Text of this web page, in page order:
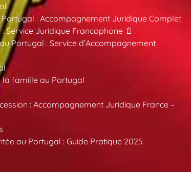
: Accompagnement Juridique Complet
Service Juridique Francophone 📄
Portugal : Service d’Accompagnement
famille au Portugal
: Accompagnement Juridique France –
au Portugal : Guide Pratique 2025